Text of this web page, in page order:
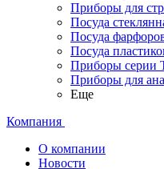
Приборы для
Посуда
Посуда
Посуда
Приборы серии
Приборы для
Еще
Компания
О компании
Новости